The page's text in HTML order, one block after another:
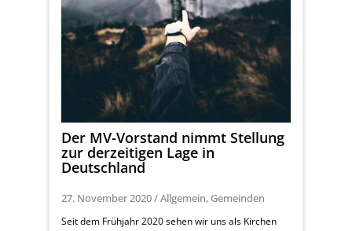
Der MV-Vorstand nimmt Stellung
zur derzeitigen Lage in
Deutschland
27. November 2020/Allgemein, Gemeinden
Seit dem Frühjahr 2020 sehen wir uns als Kirchen